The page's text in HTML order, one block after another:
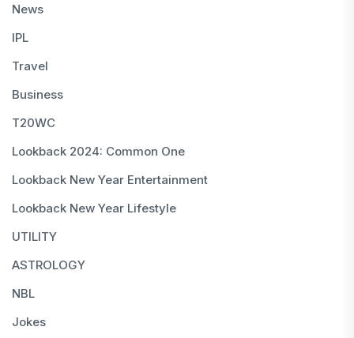
News
IPL
Travel
Business
T20WC
Lookback 2024: Common One
Lookback New Year Entertainment
Lookback New Year Lifestyle
UTILITY
ASTROLOGY
NBL
Jokes